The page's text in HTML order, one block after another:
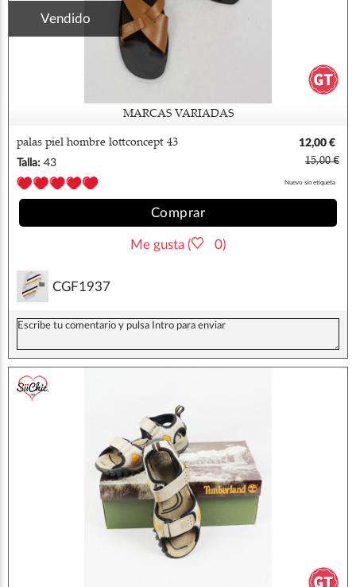
Vendido
MARCAS VARIADAS
palas piel hombre lottconcept 43
12,00 €
Talla: 43 15,00 €
Nuevo sin etiqueta
Comprar
Me gusta ( 0)
CGF1937